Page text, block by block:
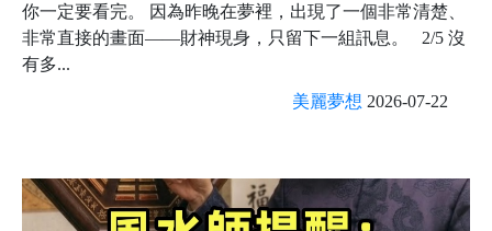
你一定要看完。 因為昨晚在夢裡，出現了一個非常清楚、
非常直接的畫面——財神現身，只留下一組訊息。 2/5 沒
有多...
美麗夢想 2026-07-22